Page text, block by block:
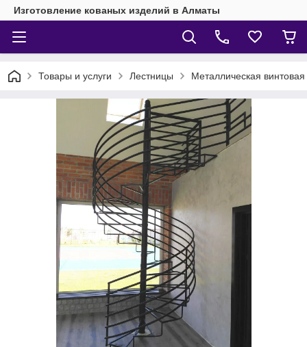
Изготовление кованых изделий в Алматы
Товары и услуги Лестницы Металлическая